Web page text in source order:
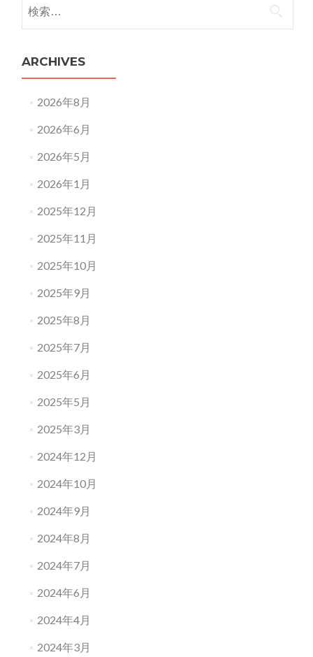
索:
ARCHIVES
2026年8月
2026年6月
2026年5月
2026年1月
2025年12月
2025年11月
2025年10月
2025年9月
2025年8月
2025年7月
2025年6月
2025年5月
2025年3月
2024年12月
2024年10月
2024年9月
2024年8月
2024年7月
2024年6月
2024年4月
2024年3月